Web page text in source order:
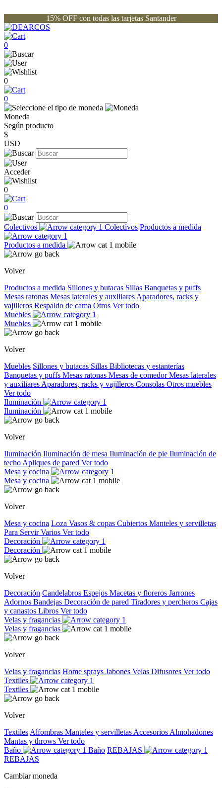
15% OFF con todas las tarjetas Santander
0
0
0
Moneda
Según producto
$
USD
Acceder
0
0
Colectivos Colectivos Productos a medida
Productos a medida
Volver
Productos a medida Sillones y butacas Sillas Banquetas y puffs
Mesas ratonas Mesas laterales y auxiliares Aparadores, racks y
vajilleros Respaldo de cama Otros Ver todo
Muebles
Muebles
Volver
Muebles Sillones y butacas Sillas Bibliotecas y estanterías
Banquetas y puffs Mesas ratonas Mesas de comedorMesas laterales
y auxiliares Aparadores, racks y vajilleros Consolas Otros muebles
Ver todo
Iluminación
Iluminación
Volver
Iluminación Iluminación de mesa Iluminación de pie Iluminación de
techo Apliques de pared Ver todo
Mesa y cocina
Mesa y cocina
Volver
Mesa y cocina Loza Vasos & copas Cubiertos Manteles y servilletas
Para ServirVarios Ver todo
Decoración
Decoración
Volver
Decoración Candelabros Espejos Macetas y floreros Jarrones
Adornos Bandejas Decoración de pared Tiradores y percheros Cajas
y canastos Libros Ver todo
Velas y fragancias
Velas y fragancias
Volver
Velas y fragancias Home sprays Jabones Velas Difusores Ver todo
Textiles
Textiles
Volver
Textiles Alfombras Manteles y servilletas Accesorios Almohadones
Mantas y throws Ver todo
Baño
Baño REBAJAS
REBAJAS
Cambiar moneda